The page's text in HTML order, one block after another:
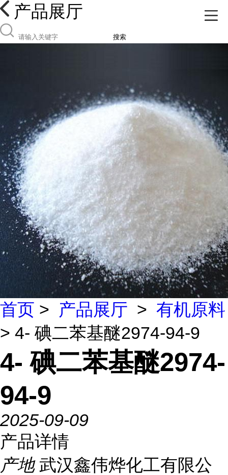
产品展厅
搜索
首页 > 产品展厅 > 有机原料
> 4- 碘二苯基醚2974-94-9
4- 碘二苯基醚2974-
94-9
2025-09-09
产品详情
产地 武汉鑫伟烨化工有限公